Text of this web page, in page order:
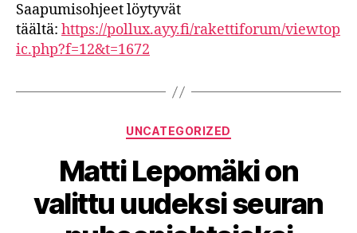
Saapumisohjeet löytyvät
täältä: https://pollux.ayy.fi/rakettiforum/viewtop
ic.php?f=12&t=1672
Categories
UNCATEGORIZED
Matti Lepomäki on
valittu uudeksi seuran